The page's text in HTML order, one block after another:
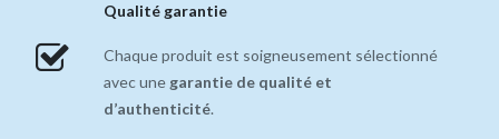
Qualité garantie
Chaque produit est soigneusement sélectionné
avec une garantie de qualité et
d’authenticité.